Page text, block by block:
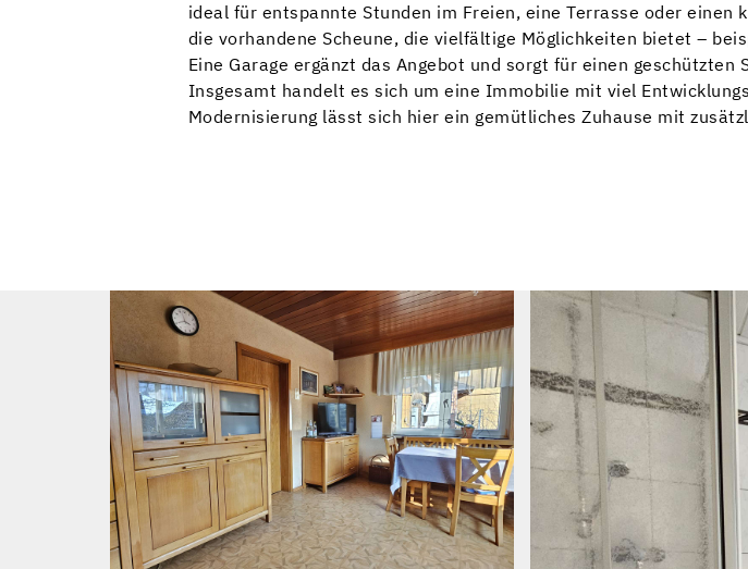
ideal für entspannte Stunden im Freien, eine Terrasse oder
die vorhandene Scheune, die vielfältige Möglichkeiten bietet –
Eine Garage ergänzt das Angebot und sorgt für einen geschützten
Insgesamt handelt es sich um eine Immobilie mit viel
Modernisierung lässt sich hier ein gemütliches Zuhause mit